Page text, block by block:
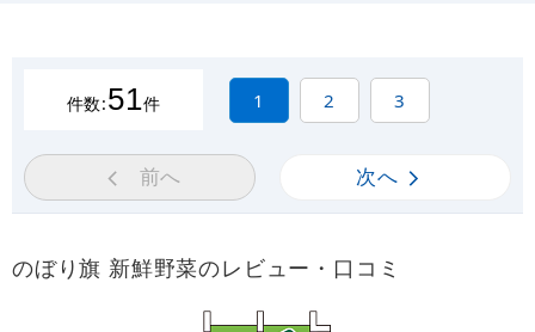
件数:51件 1 2 3
前へ 次へ
のぼり旗 新鮮野菜のレビュー・口コミ